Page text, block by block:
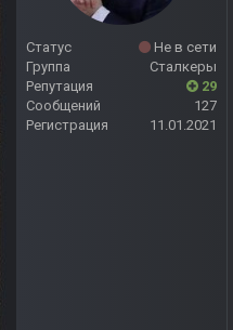
Статус
Не в сети
Группа
Сталкеры
Репутация
29
Сообщений
127
Регистрация
11.01.2021